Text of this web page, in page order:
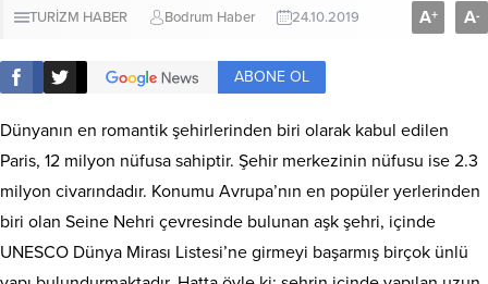
TURİZM HABER Bodrum Haber 24.10.2019 A+ A-
ABONE OL
Dünyanın en romantik şehirlerinden biri olarak kabul edilen
Paris, 12 milyon nüfusa sahiptir. Şehir merkezinin nüfusu ise 2.3
milyon civarındadır. Konumu Avrupa’nın en popüler yerlerinden
biri olan Seine Nehri çevresinde bulunan aşk şehri, içinde
UNESCO Dünya Mirası Listesi’ne girmeyi başarmış birçok ünlü